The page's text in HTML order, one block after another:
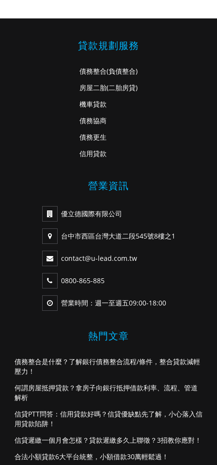
貸款規劃服務
債務整合(負債整合)
房屋二胎(二胎房貸)
機車貸款
債務協商
債務更生
信用貸款
營業資訊
優立德國際有限公司
台中市西區台灣大道二段545號8樓之1
contact@u-lead.com.tw
0800-865-885
營業時間：週一至週五09:00-18:00
熱門文章
債務整合是什麼？了解銀行債務整合流程/條件，整合貸款減輕
壓力！
何謂房屋抵押貸款？拿房子向銀行抵押借款利率、流程、管道
解析
信貸PTT問答：信用貸款好嗎？信貸優缺點先了解，小心落入信
用貸款陷阱！
信貸遲繳一個月會怎樣？貸款遲繳多久上聯徵？3招教你應對！
合法小額貸款6大平台統整，小額借款30萬輕鬆過！